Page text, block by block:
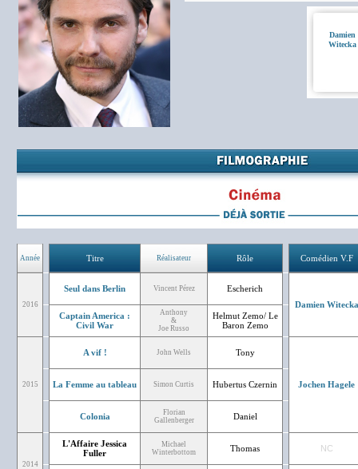
Damien
Witecka
Année Titre Réalisateur Rôle Comédien V.F
2016
Seul dans Berlin Vincent Pérez
Escherich
Damien Witecka
Captain America :
Civil War
Anthony
&
Joe Russo
Helmut Zemo/ Le
Baron Zemo
2015
A vif ! John Wells Tony
Jochen Hagele
La Femme au tableau Simon Curtis Hubertus Czernin
Colonia
Florian
Gallenberger
Daniel
2014
L'Affaire Jessica
Fuller
Michael
Winterbottom
Thomas NC